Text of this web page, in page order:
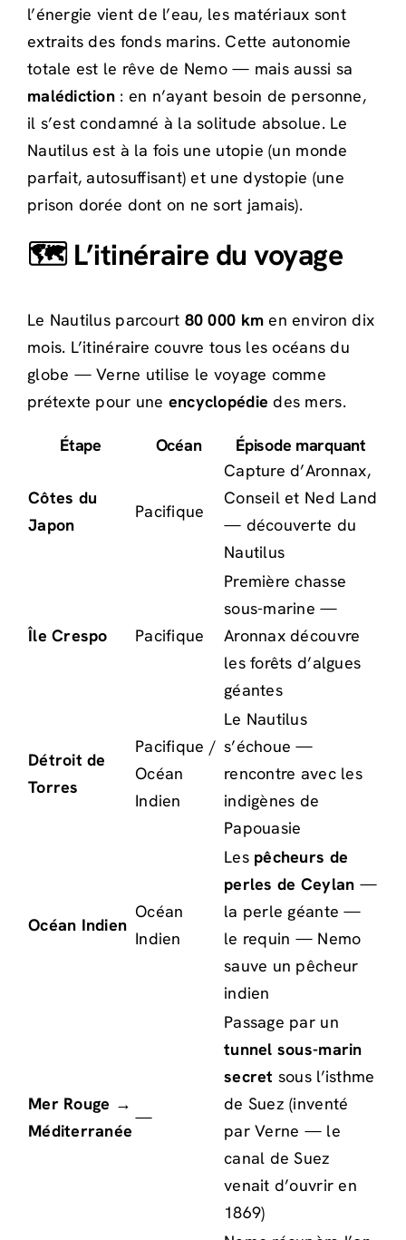
l’énergie vient de l’eau, les matériaux sont
extraits des fonds marins. Cette autonomie
totale est le rêve de Nemo — mais aussi sa
malédiction: en n’ayant besoin de personne,
il s’est condamné à la solitude absolue. Le
Nautilus est à la fois une utopie (un monde
parfait, autosuffisant) et une dystopie (une
prison dorée dont on ne sort jamais).
🗺️ L’itinéraire du voyage
Le Nautilus parcourt 80 000 km en environ dix
mois. L’itinéraire couvre tous les océans du
globe — Verne utilise le voyage comme
prétexte pour une encyclopédie des mers.
Étape Océan Épisode marquant
Côtes du
Japon
Pacifique
Capture d’Aronnax,
Conseil et Ned Land
— découverte du
Nautilus
Île Crespo Pacifique
Première chasse
sous-marine —
Aronnax découvre
les forêts d’algues
géantes
Détroit de
Torres
Pacifique /
Océan
Indien
Le Nautilus
s’échoue —
rencontre avec les
indigènes de
Papouasie
Océan Indien
Océan
Indien
Les pêcheurs de
perles de Ceylan —
la perle géante —
le requin — Nemo
sauve un pêcheur
indien
Mer Rouge →
Méditerranée
—
Passage par un
tunnel sous-marin
secret sous l’isthme
de Suez (inventé
par Verne — le
canal de Suez
venait d’ouvrir en
1869)